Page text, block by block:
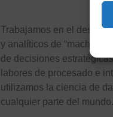
Trabajamos en el
y analíticos de “machine
de decisiones
labores de procesado e
utilizamos la ciencia de
cualquier parte del mundo.